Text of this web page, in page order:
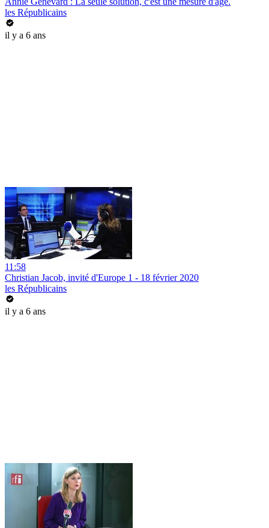
les Républicains
il y a 6 ans
11:58
Christian Jacob, invité d'Europe 1 - 18 février 2020
les Républicains
il y a 6 ans